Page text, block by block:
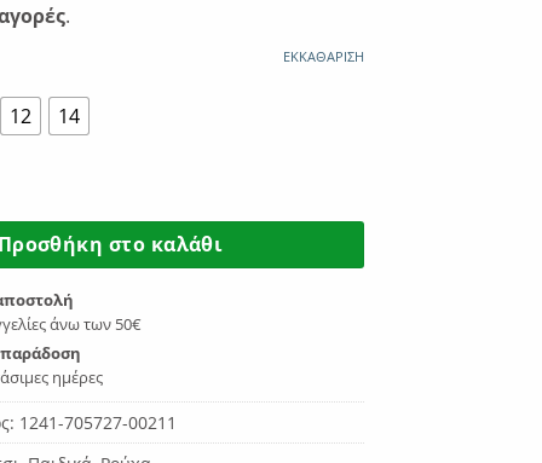
.
12 14
ΕΚΚΑΘΆΡΙΣΗ
Crop Top `STABILO` 1241-705727-00211 ποσότητα
Προσθήκη στο καλάθι
άνω των 50€
ημέρες
1241-705727-00211